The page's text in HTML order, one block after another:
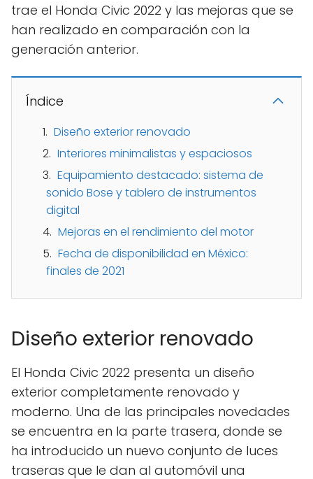
trae el Honda Civic 2022 y las mejoras que se
han realizado en comparación con la
generación anterior.
Índice
Diseño exterior renovado
Interiores minimalistas y espaciosos
Equipamiento destacado: sistema de
sonido Bose y tablero de instrumentos
digital
Mejoras en el rendimiento del motor
Fecha de disponibilidad en México:
finales de 2021
Diseño exterior renovado
El Honda Civic 2022 presenta un diseño
exterior completamente renovado y
moderno. Una de las principales novedades
se encuentra en la parte trasera, donde se
ha introducido un nuevo conjunto de luces
traseras que le dan al automóvil una